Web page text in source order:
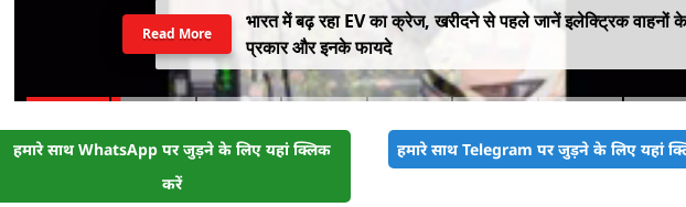
भारत में बढ़ रहा EV का क्रेज, खरीदने से पहले जानें इलेक्ट्रिक वाहनों
प्रकार और इनके फायदे
Read More
हमारे साथ WhatsApp पर जुड़ने के लिए यहां क्लिक
करें
हमारे साथ Telegram पर जुड़ने के लिए यहां